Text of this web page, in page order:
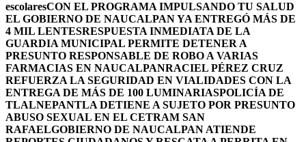
escolaresCON EL PROGRAMA IMPULSANDO TU SALUD
EL GOBIERNO DE NAUCALPAN YA ENTREGÓ MÁS DE
4 MIL LENTESRESPUESTA INMEDIATA DE LA
GUARDIA MUNICIPAL PERMITE DETENER A
PRESUNTO RESPONSABLE DE ROBO A VARIAS
FARMACIAS EN NAUCALPANRACIEL PÉREZ CRUZ
REFUERZA LA SEGURIDAD EN VIALIDADES CON LA
ENTREGA DE MÁS DE 100 LUMINARIASPOLICÍA DE
TLALNEPANTLA DETIENE A SUJETO POR PRESUNTO
ABUSO SEXUAL EN EL CETRAM SAN
RAFAELGOBIERNO DE NAUCALPAN ATIENDE